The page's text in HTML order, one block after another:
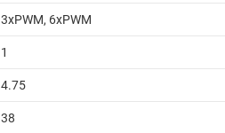
3xPWM, 6xPWM
1
4.75
38